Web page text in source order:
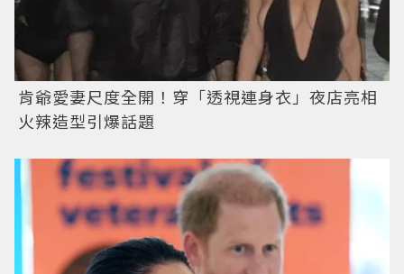
肯爺愛妻尺度全開！穿「透視連身衣」夜店亮相
火辣造型引爆話題